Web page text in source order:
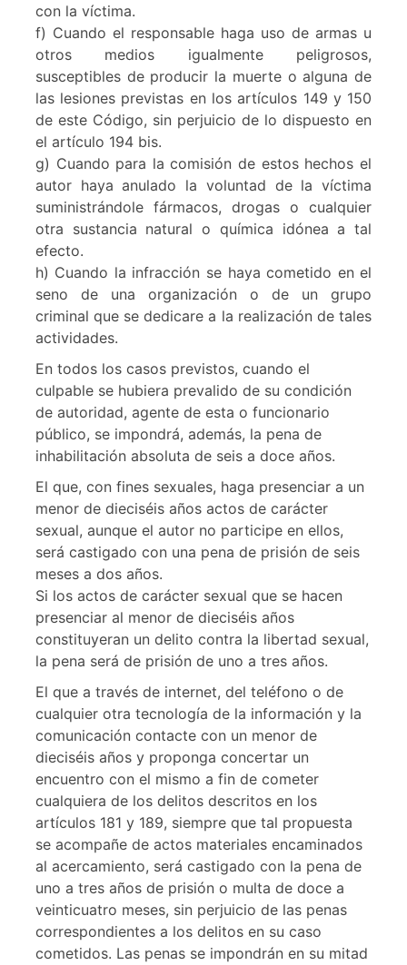
con la víctima.
f) Cuando el responsable haga uso de armas u
otros medios igualmente peligrosos,
susceptibles de producir la muerte o alguna de
las lesiones previstas en los artículos 149 y 150
de este Código, sin perjuicio de lo dispuesto en
el artículo 194 bis.
g) Cuando para la comisión de estos hechos el
autor haya anulado la voluntad de la víctima
suministrándole fármacos, drogas o cualquier
otra sustancia natural o química idónea a tal
efecto.
h) Cuando la infracción se haya cometido en el
seno de una organización o de un grupo
criminal que se dedicare a la realización de tales
actividades.
En todos los casos previstos, cuando el
culpable se hubiera prevalido de su condición
de autoridad, agente de esta o funcionario
público, se impondrá, además, la pena de
inhabilitación absoluta de seis a doce años.
El que, con fines sexuales, haga presenciar a un
menor de dieciséis años actos de carácter
sexual, aunque el autor no participe en ellos,
será castigado con una pena de prisión de seis
meses a dos años.
Si los actos de carácter sexual que se hacen
presenciar al menor de dieciséis años
constituyeran un delito contra la libertad sexual,
la pena será de prisión de uno a tres años.
El que a través de internet, del teléfono o de
cualquier otra tecnología de la información y la
comunicación contacte con un menor de
dieciséis años y proponga concertar un
encuentro con el mismo a fin de cometer
cualquiera de los delitos descritos en los
artículos 181 y 189, siempre que tal propuesta
se acompañe de actos materiales encaminados
al acercamiento, será castigado con la pena de
uno a tres años de prisión o multa de doce a
veinticuatro meses, sin perjuicio de las penas
correspondientes a los delitos en su caso
cometidos. Las penas se impondrán en su mitad